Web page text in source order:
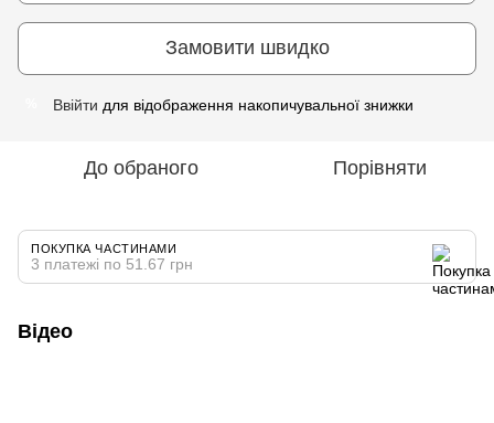
Замовити швидко
Ввійти для відображення накопичувальної знижки
До обраного Порівняти
ПОКУПКА ЧАСТИНАМИ
3 платежі по 51.67 грн
Відео